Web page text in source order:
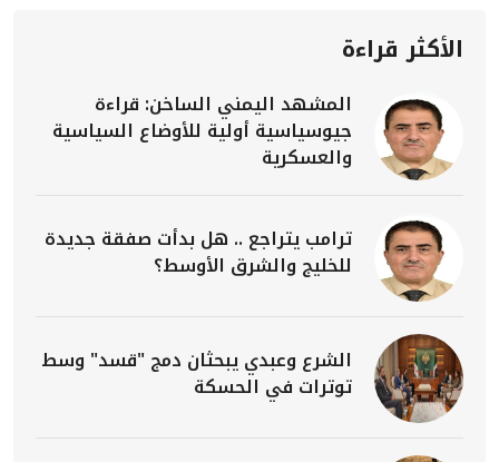
الأكثر قراءة
المشهد اليمني الساخن: قراءة
جيوسياسية أولية للأوضاع السياسية
والعسكرية
ترامب يتراجع .. هل بدأت صفقة جديدة
للخليج والشرق الأوسط؟
الشرع وعبدي يبحثان دمج "قسد" وسط
توترات في الحسكة